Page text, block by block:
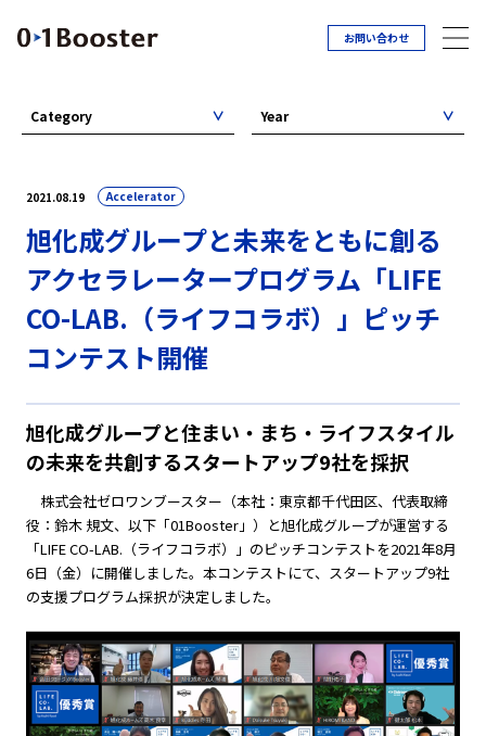
お問い合わせ
2021.08.19 Accelerator
旭化成グループと未来をともに創る
アクセラレータープログラム「LIFE
CO-LAB.（ライフコラボ）」ピッチ
コンテスト開催
旭化成グループと住まい・まち・ライフスタイル
の未来を共創するスタートアップ9社を採択
株式会社ゼロワンブースター（本社：東京都千代田区、代表取締
役：鈴木 規文、以下「01Booster」）と旭化成グループが運営する
「LIFE CO-LAB.（ライフコラボ）」のピッチコンテストを2021年8月
6日（金）に開催しました。本コンテストにて、スタートアップ9社
の支援プログラム採択が決定しました。
Category Year